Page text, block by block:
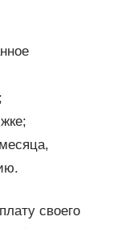
своего